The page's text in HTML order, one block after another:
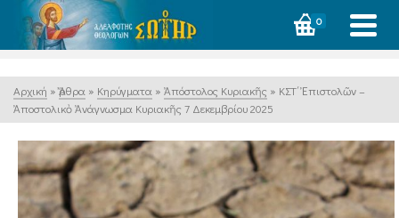
0
Αρχική » Ἄρθρα » Κηρύγματα » Ἀπόστολος Κυριακῆς » ΚΣΤ΄ Ἐπιστολῶν –
Ἀποστολικὸ Ἀνάγνωσμα Κυριακῆς 7 Δεκεμβρίου 2025